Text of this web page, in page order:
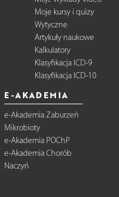
Moje kursy i quizy
Wytyczne
Artykuły naukowe
Kalkulatory
Klasyfikacja ICD-9
Klasyfikacja ICD-10
E-AKADEMIA
e-Akademia Zaburzeń
Mikrobioty
e-Akademia POChP
e-Akademia Chorób
Naczyń